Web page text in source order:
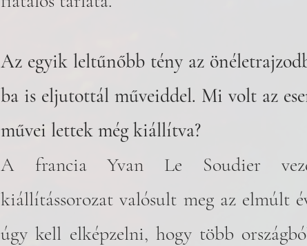
Az egyik leltűnőbb tény az
ba is eljutottál műveiddel. Mi volt az
művei lettek még kiállítva?
A francia Yvan Le Soudier
kiállítássorozat valósult meg az elmúlt
úgy kell elképzelni, hogy több